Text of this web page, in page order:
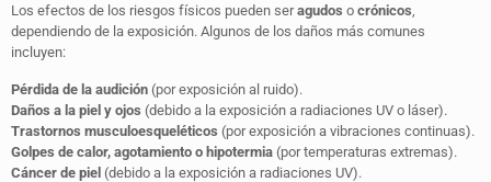
Los efectos de los riesgos físicos pueden seragudos o crónicos
dependiendo de la exposición. Algunos de los daños más comunes
incluyen:
Pérdida de la audición (por exposición al ruido).
Daños a la piel y ojos (debido a la exposición a radiaciones UV o láser).
Trastornos musculoesqueléticos (por exposición a vibraciones continuas).
Golpes de calor, agotamiento o hipotermia (por temperaturas extremas).
Cáncer de piel (debido a la exposición a radiaciones UV).